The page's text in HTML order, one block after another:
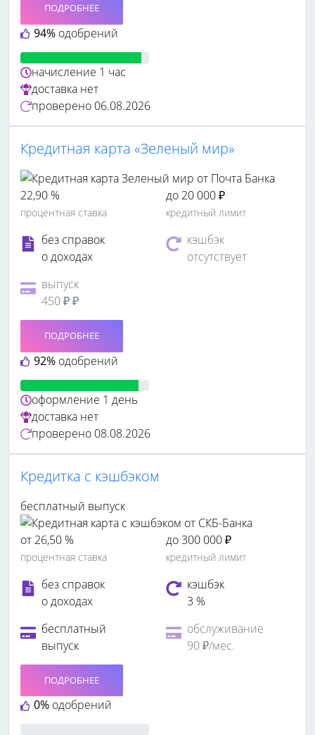
94% одобрений
ПОДРОБНЕЕ
начисление 1 час
доставка нет
проверено 06.08.2026
Кредитная карта «Зеленый мир»
22,90 %
процентная ставка
до 20 000 ₽
кредитный лимит
без справок
о доходах
кэшбэк
отсутствует
выпуск
450 ₽ ₽
92% одобрений
ПОДРОБНЕЕ
оформление 1 день
доставка нет
проверено 08.08.2026
Кредитка c кэшбэком
бесплатный выпуск
от 26,50 %
процентная ставка
до 300 000 ₽
кредитный лимит
без справок
о доходах
кэшбэк
3 %
бесплатный
выпуск
обслуживание
90 ₽/мес.
0% одобрений
ПОДРОБНЕЕ